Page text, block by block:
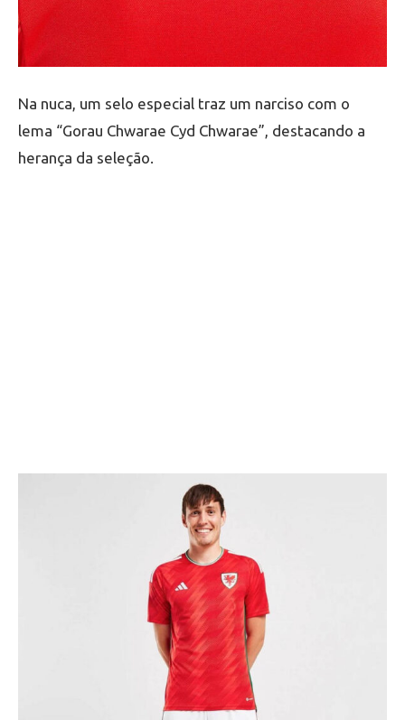
Na nuca, um selo especial traz um narciso com o
lema “Gorau Chwarae Cyd Chwarae”, destacando a
herança da seleção.